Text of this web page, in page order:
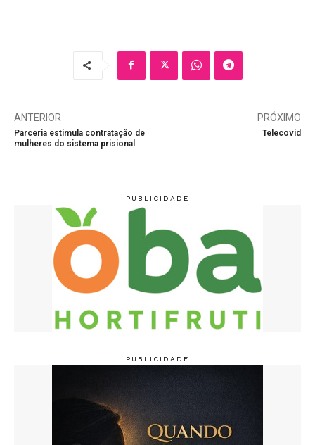
ANTERIOR
Parceria estimula contratação de
mulheres do sistema prisional
PRÓXIMO
Telecovid